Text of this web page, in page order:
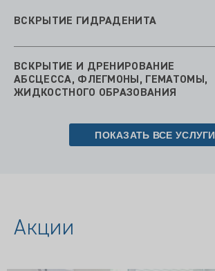
ВСКРЫТИЕ ГИДРАДЕНИТА
ВСКРЫТИЕ И ДРЕНИРОВАНИЕ
АБСЦЕССА, ФЛЕГМОНЫ, ГЕМАТОМЫ,
ЖИДКОСТНОГО ОБРАЗОВАНИЯ
ПОКАЗАТЬ ВСЕ УСЛУГИ
Акции